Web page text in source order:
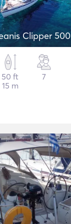
Clipper 500
50 ft
15 m
7